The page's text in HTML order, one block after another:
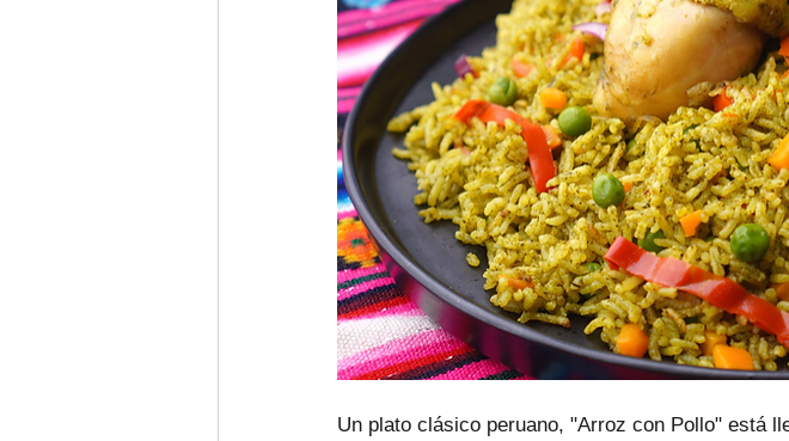
Un plato clásico peruano, "Arroz con Pollo" está